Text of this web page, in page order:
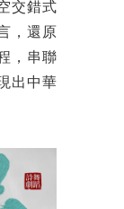
交錯式
，還原
，串聯
出中華